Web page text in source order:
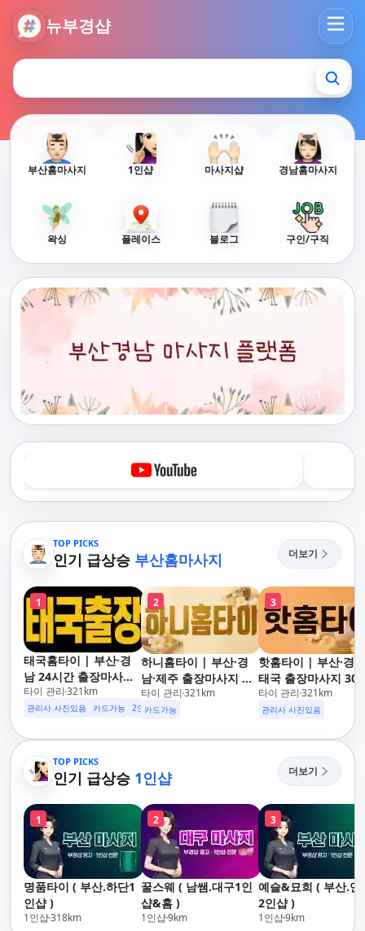
뉴부경샵
뉴부경샵 - 부산 마사지 사이트 부산마사지 부산홈타이 부산출
부산홈마사지 1인샵 마사지샵 경남홈마사지
왁싱 플레이스 블로그 구인/구직
1 /1
TOP PICKS
인기 급상승 부산홈마사지 더보기
1
태국홈타이 | 부산·경
남 24시간 출장마사지
후불제/해운대,사상,광
안리,남포동,구포,덕천,
산,구서,연산,서면,재
송,센텀,송도,자갈치,하
단,다대포,범일,범천,우
동,마린시티,송정,기장,
정관,일광,망미,토곡,시
청,양정,초량,사직,온
천,미남,만덕,괴정,학
장,금사,서동,반여,반
송,명륜,남천,대연,문
현,부전,개금,가야,주
례,괘법,학장,강서,신
호,서구,암남
타이 관리 321km
관리사 사진있음 카드가능 2인이상 할인
2
하니홈타이 | 부산·경
남·제주 출장마사지 타
이·아로마 전문
타이 관리 321km
카드가능
3
핫홈타이 | 부산·경남
태국 출장마사지 30
도착 카드가능 24시
운대,사상,광안리,남
동,구포,덕천,명지,민
락,수영,동래,남산,구
서,연산,서면,재송,센
텀,송도,자갈치,하단
린시티,송정,기장,정
일광,망미,토곡,시청
정,초량,사직,온천,미
남,만덕,괴정,학장,금
사,서동,반여,반송,명
륜,남천,대연,문현,부
전,개금,가야,주례,괘
법,학장,강서,신호,서
타이 관리 321km
관리사 사진있음
TOP PICKS
인기 급상승 1인샵 더보기
1
명품타이 ( 부산.하단1
인샵 )
1인샵318km
2
꿀스웨 ( 남쌤.대구1인
샵&홈 )
1인샵9km
3
예슬&묘희 ( 부산.연
2인샵 )
1인샵9km